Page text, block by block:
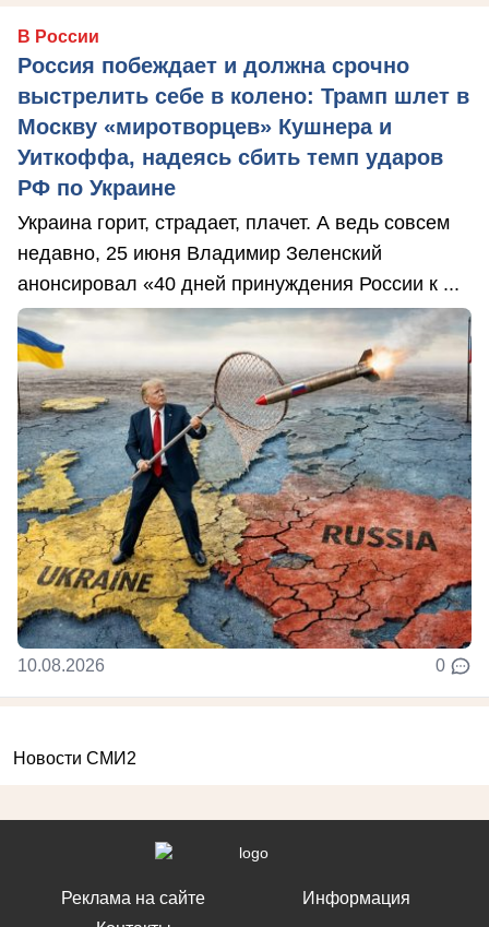
В России
Россия побеждает и должна срочно
выстрелить себе в колено: Трамп шлет в
Москву «миротворцев» Кушнера и
Уиткоффа, надеясь сбить темп ударов
РФ по Украине
Украина горит, страдает, плачет. А ведь совсем
недавно, 25 июня Владимир Зеленский
анонсировал «40 дней принуждения России к ...
10.08.2026 0
Новости СМИ2
Реклама на сайте
Информация